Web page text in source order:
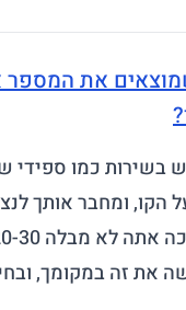
את המספר
בשירות כמו
הקו, ומחבר אותך
את זה במקומך,